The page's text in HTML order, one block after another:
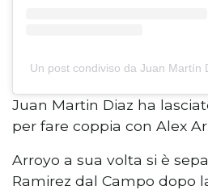
Un post condiviso da Juan Martín
Juan Martin Diaz ha
per fare coppia con Alex
Arroyo a sua volta si è
Ramirez dal Campo dopo